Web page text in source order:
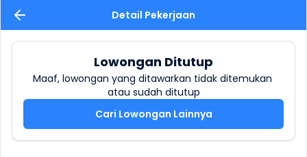
Detail Pekerjaan
Lowongan Ditutup
Maaf, lowongan yang ditawarkan tidak ditemukan
atau sudah ditutup
Cari Lowongan Lainnya